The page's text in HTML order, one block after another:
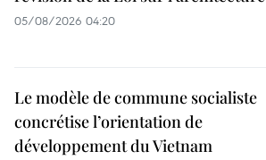
05/08/2026 04:20
Le modèle de commune socialiste
concrétise l’orientation de
développement du Vietnam